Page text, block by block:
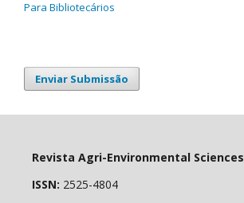
Para Bibliotecários
Enviar Submissão
Revista Agri-Environmental Sciences
ISSN: 2525-4804